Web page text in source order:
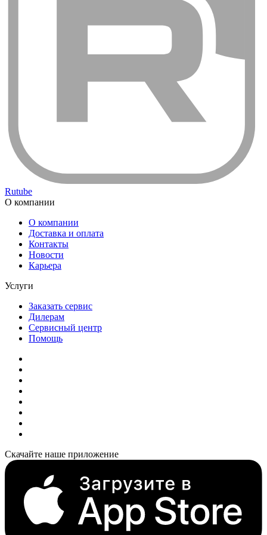
Rutube
О компании
О компании
Доставка и оплата
Контакты
Новости
Карьера
Услуги
Заказать сервис
Дилерам
Сервисный центр
Помощь
Скачайте наше приложение